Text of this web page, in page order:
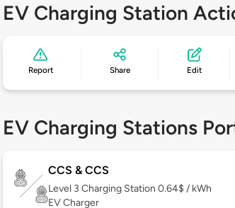
EV Charging Station
Report Share Edit
EV Charging Stations
CCS & CCS
Level 3 Charging Station 0.64$ / kWh
EV Charger